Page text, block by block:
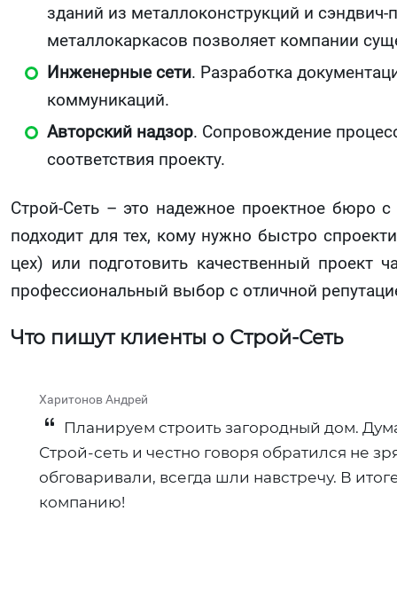
зданий из металлоконструкций и
металлокаркасов позволяет компании
Инженерные сети. Разработка
коммуникаций.
Авторский надзор. Сопровождение
соответствия проекту.
Строй-Сеть – это надежное проектное бюро
подходит для тех, кому нужно быстро
цех) или подготовить качественный проект
профессиональный выбор с отличной
Что пишут клиенты о Строй-Сеть
Харитонов Андрей
Планируем строить загородный дом.
Строй-сеть и честно говоря обратился не
обговаривали, всегда шли навстречу. В
компанию!